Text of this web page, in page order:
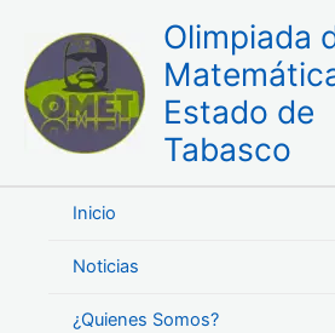
contenido
Olimpiada
Estado de
Tabasco
Inicio
Noticias
¿Quienes Somos?